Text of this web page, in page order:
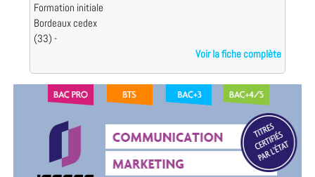
Formation initiale
Bordeaux cedex
(33) -
Voir la fiche complète